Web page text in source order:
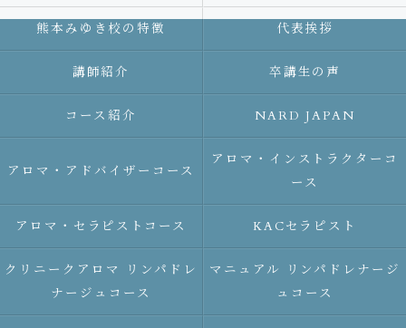
熊本みゆき校の特徴 代表挨拶
講師紹介 卒講生の声
コース紹介 NARD JAPAN
アロマ・アドバイザーコース
アロマ・インストラクターコ
ース
アロマ・セラピストコース KACセラピスト
クリニークアロマ リンパドレ
ナージュコース
マニュアル リンパドレナージ
ュコース